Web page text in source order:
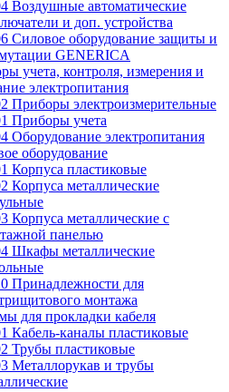
Воздушные автоматические
и доп. устройства
Силовое оборудование защиты и
GENERICA
учета, контроля, измерения и
электропитания
Приборы электроизмерительные
Приборы учета
Оборудование электропитания
оборудование
Корпуса пластиковые
Корпуса металлические
Корпуса металлические с
панелью
Шкафы металлические
Принадлежности для
монтажа
для прокладки кабеля
Кабель-каналы пластиковые
Трубы пластиковые
Металлорукав и трубы